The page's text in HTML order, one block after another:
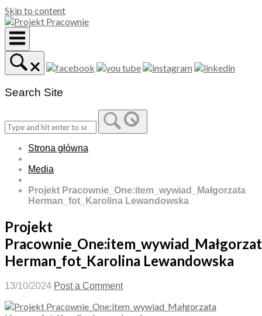
Skip to content
Search Site
Strona główna
Media
Projekt Pracownie_One:item_wywiad_Małgorzata
Herman_fot_Karolina Lewandowska
Projekt
Herman_fot_Karolina Lewandowska
13/10/2024 Post a Comment